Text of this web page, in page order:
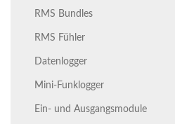
RMS Bundles
RMS Fühler
Datenlogger
Mini-Funklogger
Ein- und Ausgangsmodule